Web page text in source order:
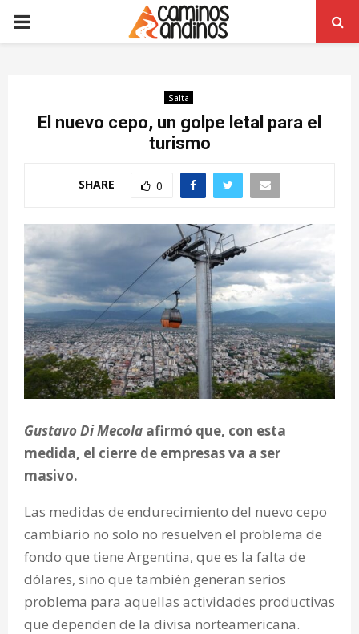
PRIMARY
Salta
El nuevo cepo, un golpe letal para el
turismo
SHARE 0
Gustavo Di Mecola afirmó que, con esta
medida, el cierre de empresas va a ser
masivo.
Las medidas de endurecimiento del nuevo cepo
cambiario no solo no resuelven el problema de
fondo que tiene Argentina, que es la falta de
dólares, sino que también generan serios
problema para aquellas actividades productivas
que dependen de la divisa norteamericana.